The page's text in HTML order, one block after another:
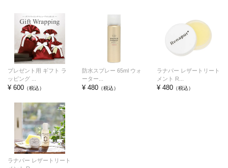
プレゼント用 ギフト ラ
ッピング ...
¥ 600 （税込）
防水スプレー 65ml ウォ
ーター...
¥ 480 （税込）
ラナパー レザートリート
メント R...
¥ 480（税込）
ラナパー レザートリート